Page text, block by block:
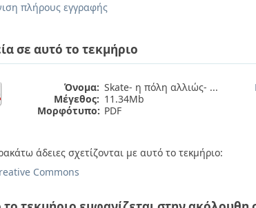
πλήρους εγγραφής
σε αυτό το τεκμήριο
Όνομα: Skate- η πόλη αλλιώς- ...
Μέγεθος: 11.34Mb
Μορφότυπο: PDF
άδειες σχετίζονται με αυτό το τεκμήριο:
Commons